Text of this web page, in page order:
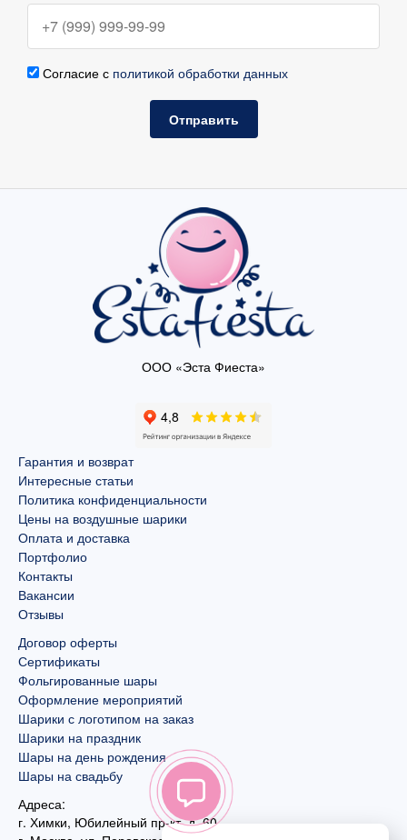
Согласие с политикой обработки данных
Отправить
ООО «Эста Фиеста»
Гарантия и возврат
Интересные статьи
Политика конфиденциальности
Цены на воздушные шарики
Оплата и доставка
Портфолио
Контакты
Вакансии
Отзывы
Договор оферты
Сертификаты
Фольгированные шары
Оформление мероприятий
Шарики с логотипом на заказ
Шарики на праздник
Шары на день рождения
Шары на свадьбу
Адреса:
г. Химки, Юбилейный пр-кт, д. 60